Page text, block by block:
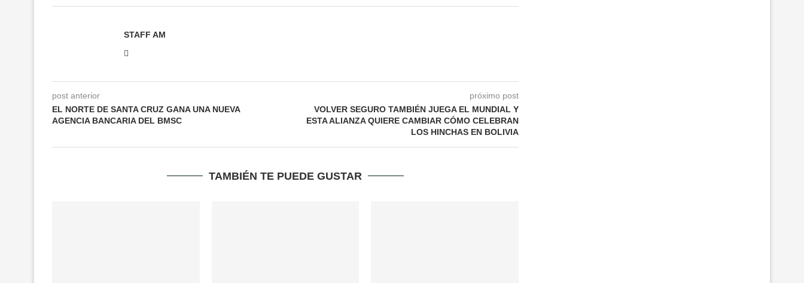
STAFF AM
post anterior
EL NORTE DE SANTA CRUZ GANA UNA NUEVA
AGENCIA BANCARIA DEL BMSC
próximo post
VOLVER SEGURO TAMBIÉN JUEGA EL MUNDIAL Y
ESTA ALIANZA QUIERE CAMBIAR CÓMO CELEBRAN
LOS HINCHAS EN BOLIVIA
TAMBIÉN TE PUEDE GUSTAR